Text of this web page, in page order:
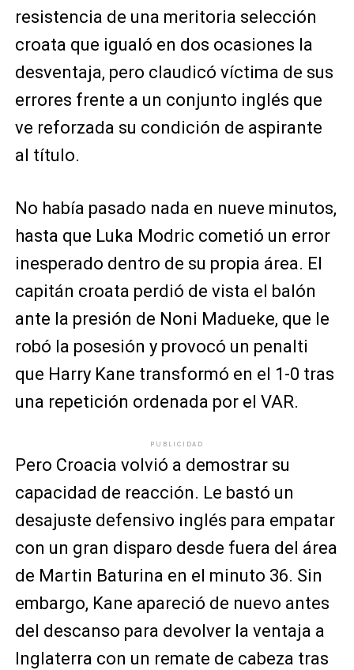
resistencia de una meritoria selección
croata que igualó en dos ocasiones la
desventaja, pero claudicó víctima de sus
errores frente a un conjunto inglés que
ve reforzada su condición de aspirante
al título.
No había pasado nada en nueve minutos,
hasta que Luka Modric cometió un error
inesperado dentro de su propia área. El
capitán croata perdió de vista el balón
ante la presión de Noni Madueke, que le
robó la posesión y provocó un penalti
que Harry Kane transformó en el 1-0 tras
una repetición ordenada por el VAR.
PUBLICIDAD
Pero Croacia volvió a demostrar su
capacidad de reacción. Le bastó un
desajuste defensivo inglés para empatar
con un gran disparo desde fuera del área
de Martin Baturina en el minuto 36. Sin
embargo, Kane apareció de nuevo antes
del descanso para devolver la ventaja a
Inglaterra con un remate de cabeza tras